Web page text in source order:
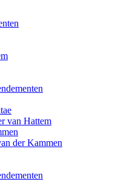
van Hattem
der Kammen